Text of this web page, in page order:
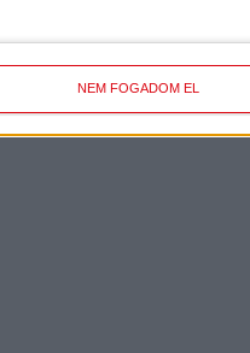
NEM FOGADOM EL